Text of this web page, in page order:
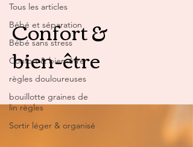
Tous les articles
Bébé et séparation
Bébé sans stress
Confort & bien-être
règles douloureuses
bouillotte graines de
lin règles
Sortir léger & organisé
Confort &
bien-être